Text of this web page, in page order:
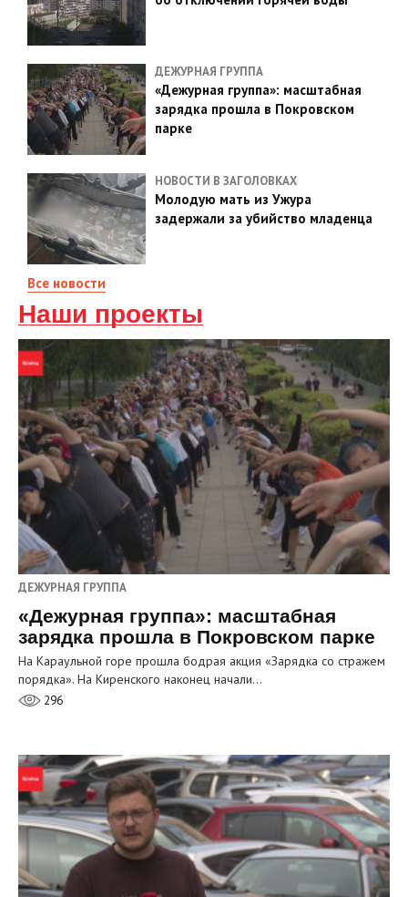
ДЕЖУРНАЯ ГРУППА
«Дежурная группа»: масштабная
зарядка прошла в Покровском
парке
НОВОСТИ В ЗАГОЛОВКАХ
Молодую мать из Ужура
задержали за убийство младенца
Все новости
Наши проекты
ДЕЖУРНАЯ ГРУППА
«Дежурная группа»: масштабная
зарядка прошла в Покровском парке
На Караульной горе прошла бодрая акция «Зарядка со стражем
порядка». На Киренского наконец начали…
296